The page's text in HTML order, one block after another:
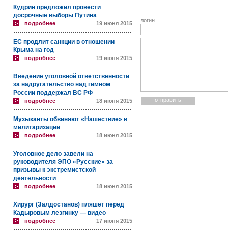
Кудрин предложил провести
досрочные выборы Путина
подробнее 19 июня 2015
ЕС продлит санкции в отношении
Крыма на год
подробнее 19 июня 2015
Введение уголовной ответственности
за надругательство над гимном
России поддержал ВС РФ
подробнее 18 июня 2015
Музыканты обвиняют «Нашествие» в
милитаризации
подробнее 18 июня 2015
Уголовное дело завели на
руководителя ЭПО «Русские» за
призывы к экстремистской
деятельности
подробнее 18 июня 2015
Хирург (Залдостанов) пляшет перед
Кадыровым лезгинку — видео
подробнее 17 июня 2015
логин